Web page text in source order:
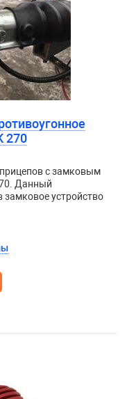
270
с замковым
Данный
замковое устройство